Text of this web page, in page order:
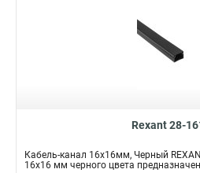
Rexant 28-
Кабель-канал 16х16мм, Черный
16х16 мм черного цвета